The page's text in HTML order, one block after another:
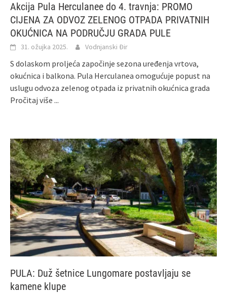
Akcija Pula Herculanee do 4. travnja: PROMO
CIJENA ZA ODVOZ ZELENOG OTPADA PRIVATNIH
OKUĆNICA NA PODRUČJU GRADA PULE
31. ožujka 2025. Vodnjanski Đir
S dolaskom proljeća započinje sezona uređenja vrtova,
okućnica i balkona. Pula Herculanea omogućuje popust na
uslugu odvoza zelenog otpada iz privatnih okućnica grada
Pročitaj više ...
PULA: Duž šetnice Lungomare postavljaju se
kamene klupe